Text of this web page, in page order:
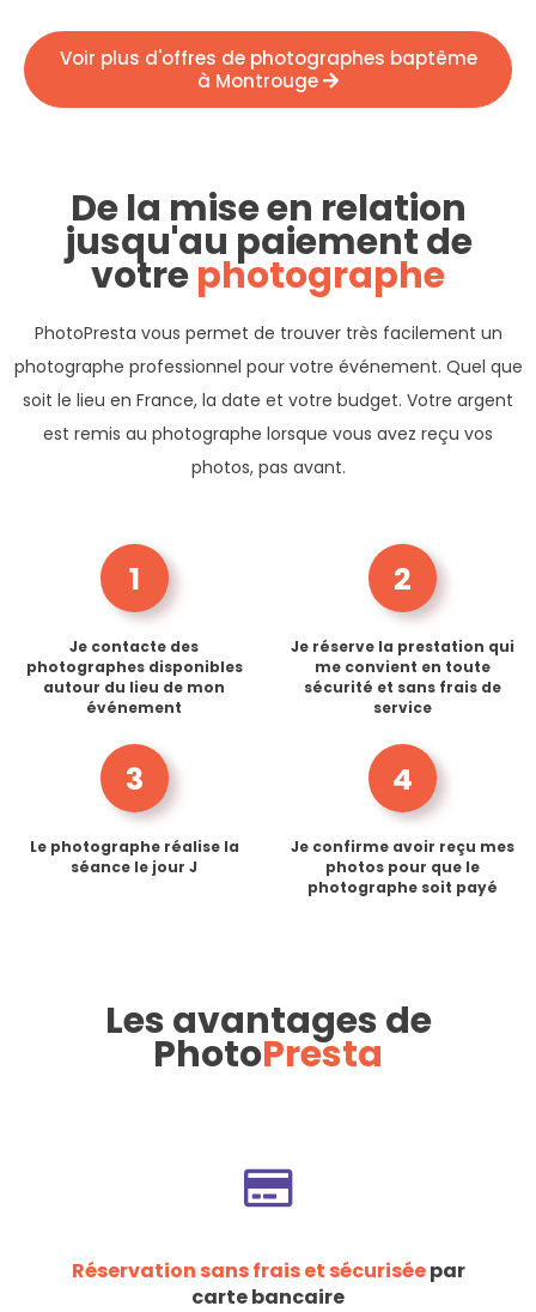
Voir plus d'offres de photographes baptême
à Montrouge
De la mise en relation
jusqu'au paiement de
votrephotographe
PhotoPresta vous permet de trouver très facilement un
photographe professionnel pour votre événement. Quel que
soit le lieu en France, la date et votre budget. Votre argent
est remis au photographe lorsque vous avez reçu vos
photos, pas avant.
1
Je contacte des
photographes disponibles
autour du lieu de mon
événement
2
Je réserve la prestation qui
me convient en toute
sécurité et sans frais de
service
3
Le photographe réalise la
séance le jour J
4
Je confirme avoir reçu mes
photos pour que le
photographe soit payé
Les avantages de
PhotoPresta
Réservation sans frais et sécuriséepar
carte bancaire